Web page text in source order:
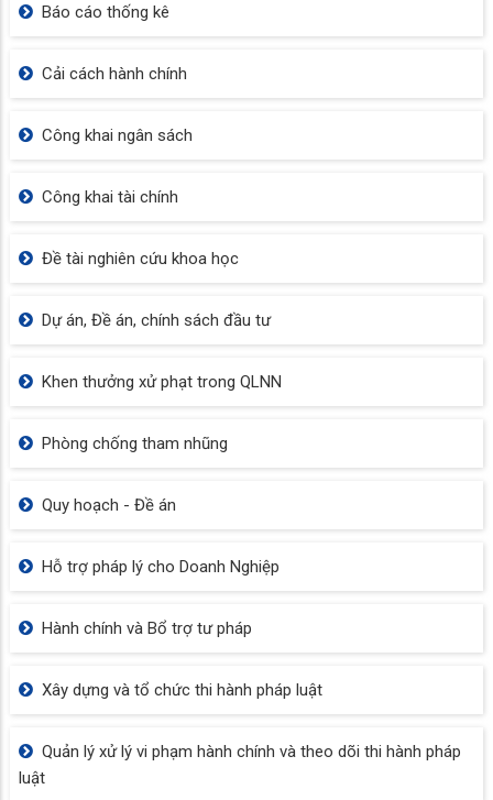
Báo cáo thống kê
Cải cách hành chính
Công khai ngân sách
Công khai tài chính
Đề tài nghiên cứu khoa học
Dự án, Đề án, chính sách đầu tư
Khen thưởng xử phạt trong QLNN
Phòng chống tham nhũng
Quy hoạch - Đề án
Hỗ trợ pháp lý cho Doanh Nghiệp
Hành chính và Bổ trợ tư pháp
Xây dựng và tổ chức thi hành pháp luật
Quản lý xử lý vi phạm hành chính và theo dõi thi hành pháp
luật